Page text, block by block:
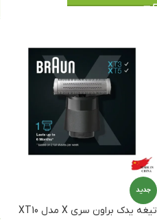
جدید
تیغه یدک براون سری X مدل XT10